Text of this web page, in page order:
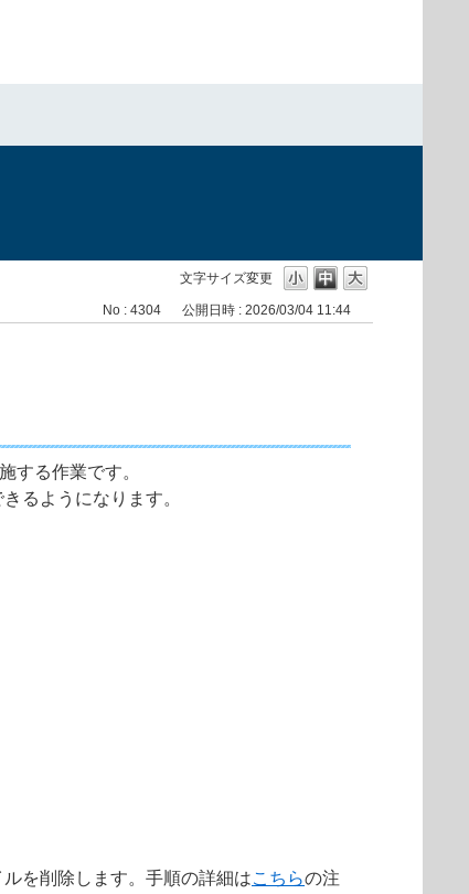
文字サイズ変更
No : 4304 公開日時 : 2026/03/04 11:44
する作業です。
るようになります。
を削除します。手順の詳細はこちらの注